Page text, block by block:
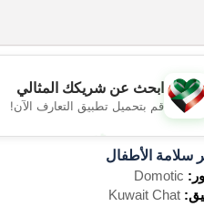
💕
ابحث عن شريكك المثالي
قم بتحميل تطبيق التعارف الآن!
سلامة الأطفال